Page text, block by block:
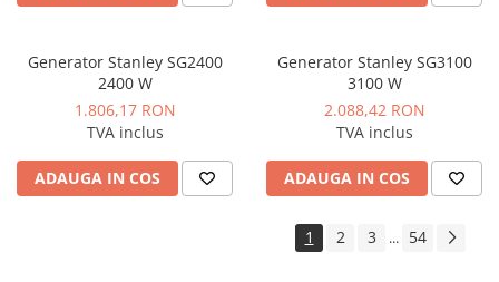
Generator Stanley SG2400
2400 W
1.806,17 RON
TVA inclus
ADAUGA IN COS
Generator Stanley SG3100
3100 W
2.088,42 RON
TVA inclus
ADAUGA IN COS
1 2 3 ... 54